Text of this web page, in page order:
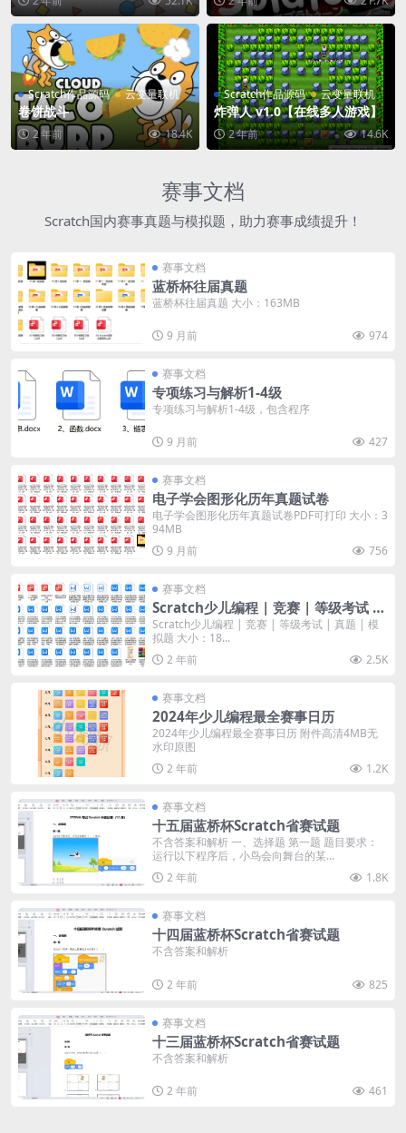
Scratch作品源码 云变量联机
卷饼战斗
2 年前 18.4K
Scratch作品源码 云变量联机
炸弹人 v1.0【在线多人游戏】
2 年前 14.6K
赛事文档
Scratch国内赛事真题与模拟题，助力赛事成绩提升！
赛事文档
蓝桥杯往届真题
蓝桥杯往届真题 大小：163MB
9 月前 974
赛事文档
专项练习与解析1-4级
专项练习与解析1-4级，包含程序
9 月前 427
赛事文档
电子学会图形化历年真题试卷
电子学会图形化历年真题试卷PDF可打印 大小：3
94MB
9 月前
756
赛事文档
Scratch少儿编程 | 竞赛 | 等级考试 |
真题 | 模拟题
Scratch少儿编程 | 竞赛 | 等级考试 | 真题 | 模
拟题 大小：18...
2 年前
2.5K
赛事文档
2024年少儿编程最全赛事日历
2024年少儿编程最全赛事日历 附件高清4MB无
水印原图
2 年前
1.2K
赛事文档
十五届蓝桥杯Scratch省赛试题
不含答案和解析 一、选择题 第一题 题目要求：
运行以下程序后，小鸟会向舞台的某...
2 年前
1.8K
赛事文档
十四届蓝桥杯Scratch省赛试题
不含答案和解析
2 年前 825
赛事文档
十三届蓝桥杯Scratch省赛试题
不含答案和解析
2 年前 461